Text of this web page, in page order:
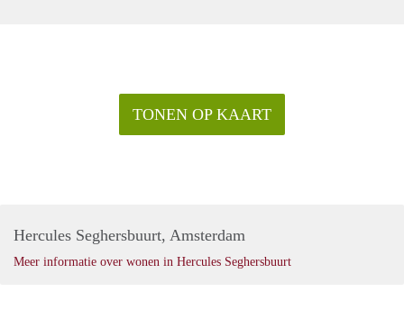
TONEN OP KAART
Hercules Seghersbuurt, Amsterdam
Meer informatie over wonen in Hercules Seghersbuurt